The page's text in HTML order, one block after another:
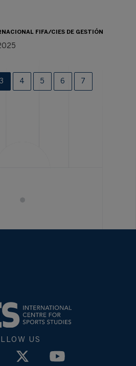
FIFA/CIES DE GESTIÓN
3 4 5 6 7
US